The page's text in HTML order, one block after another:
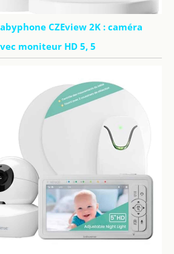
CZEview 2K : caméra
moniteur HD 5, 5